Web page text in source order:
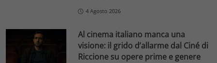
4 Agosto 2026
Al cinema italiano manca una
visione: il grido d’allarme dal Ciné di
Riccione su opere prime e genere